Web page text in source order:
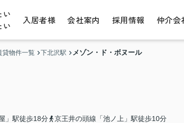
い
い
入居者様 会社案内 採用情報 仲介会
貸物件一覧 下北沢駅 メゾン・ド・ボヌール
」駅徒歩18分 京王井の頭線「池ノ上」駅徒歩10分